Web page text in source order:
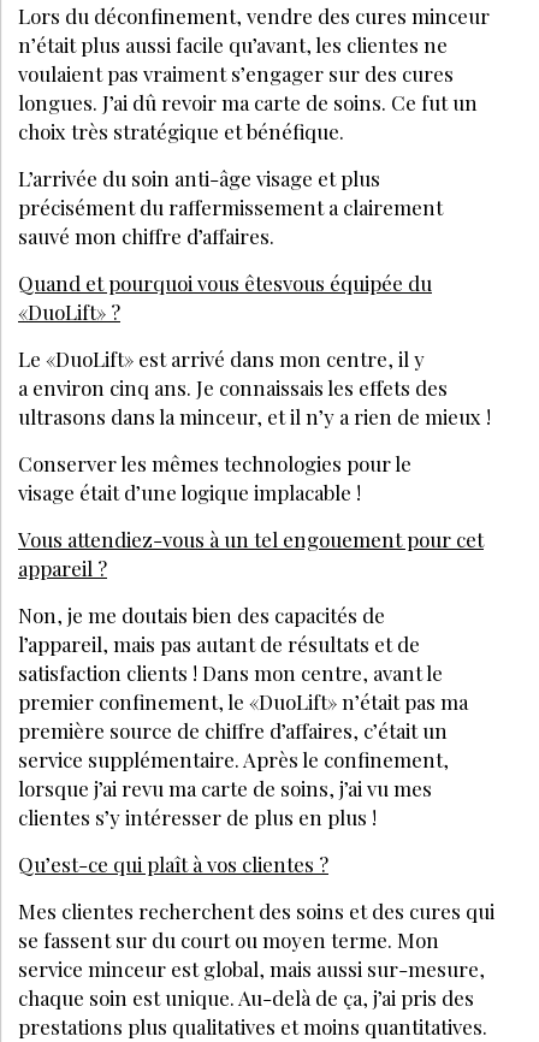
Lors du déconfinement, vendre des cures minceur
n’était plus aussi facile qu’avant, les clientes ne
voulaient pas vraiment s’engager sur des cures
longues. J’ai dû revoir ma carte de soins. Ce fut un
choix très stratégique et bénéfique.
L’arrivée du soin anti-âge visage et plus
précisément du raffermissement a clairement
sauvé mon chiffre d’affaires.
Quand et pourquoi vous êtesvous équipée du
«DuoLift» ?
Le «DuoLift» est arrivé dans mon centre, il y
a environ cinq ans. Je connaissais les effets des
ultrasons dans la minceur, et il n’y a rien de mieux !
Conserver les mêmes technologies pour le
visage était d’une logique implacable !
Vous attendiez-vous à un tel engouement pour cet
appareil ?
Non, je me doutais bien des capacités de
l’appareil, mais pas autant de résultats et de
satisfaction clients ! Dans mon centre, avant le
premier confinement, le «DuoLift» n’était pas ma
première source de chiffre d’affaires, c’était un
service supplémentaire. Après le confinement,
lorsque j’ai revu ma carte de soins, j’ai vu mes
clientes s’y intéresser de plus en plus !
Qu’est-ce qui plaît à vos clientes ?
Mes clientes recherchent des soins et des cures qui
se fassent sur du court ou moyen terme. Mon
service minceur est global, mais aussi sur-mesure,
chaque soin est unique. Au-delà de ça, j’ai pris des
prestations plus qualitatives et moins quantitatives.